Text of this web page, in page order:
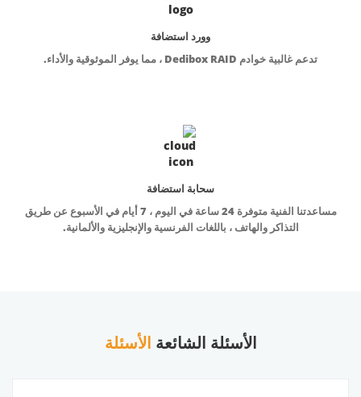
وورد استضافة
تدعم غالبية خوادم Dedibox RAID ، مما يوفر الموثوقية والأداء.
سحابة استضافة
مساعدتنا الفنية متوفرة 24 ساعة في اليوم ، 7 أيام في الأسبوع عن طريق
التذاكر والهاتف ، باللغات الفرنسية والإنجليزية والألمانية.
الأسئلة الشائعة الأسئلة